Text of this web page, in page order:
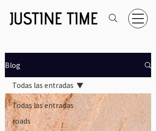
Blog
Todas las entradas
roads
Todas las entradas